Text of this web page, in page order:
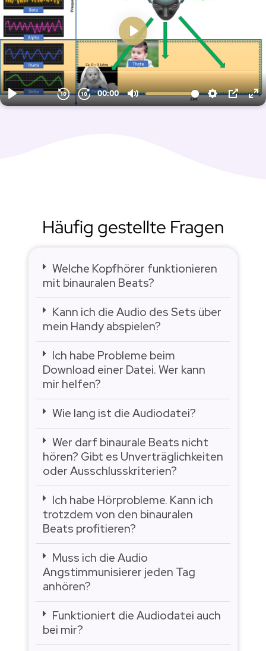
Häufig gestellte Fragen
Welche Kopfhörer funktionieren
mit binauralen Beats?
Kann ich die Audio des Sets über
mein Handy abspielen?
Ich habe Probleme beim
Download einer Datei. Wer kann
mir helfen?
Wie lang ist die Audiodatei?
Wer darf binaurale Beats nicht
hören? Gibt es Unverträglichkeiten
oder Ausschlusskriterien?
Ich habe Hörprobleme. Kann ich
trotzdem von den binauralen
Beats profitieren?
Muss ich die Audio
Angstimmunisierer jeden Tag
anhören?
Funktioniert die Audiodatei auch
bei mir?